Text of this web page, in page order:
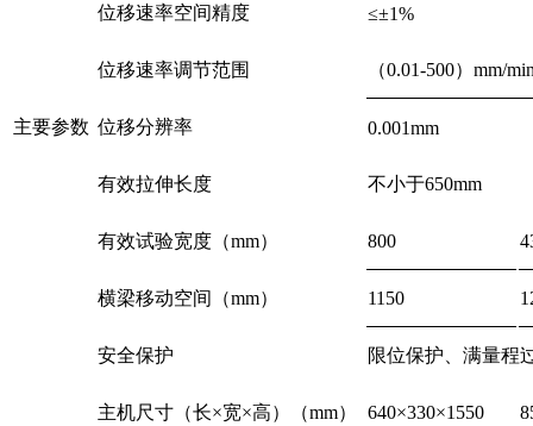
主要参数
位移速率空间精度 ≤±1%
位移速率调节范围 （0.01-500）mm/
位移分辨率 0.001mm
有效拉伸长度 不小于650mm
有效试验宽度（mm） 800
横梁移动空间（mm） 1150
安全保护 限位保护、满量程
主机尺寸（长×宽×高）（mm） 640×330×1550